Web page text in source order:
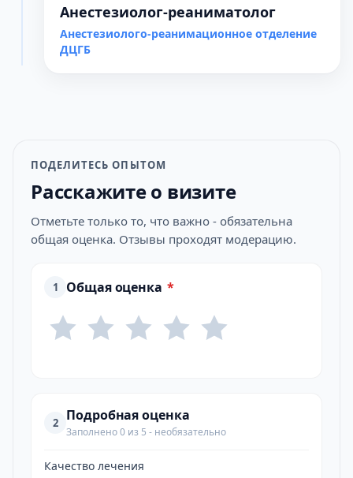
Анестезиолог-реаниматолог
Анестезиолого-реанимационное отделение
ДЦГБ
ПОДЕЛИТЕСЬ ОПЫТОМ
Расскажите о визите
Отметьте только то, что важно - обязательна
общая оценка. Отзывы проходят модерацию.
1 Общая оценка *
2 Подробная оценка
Заполнено 0 из 5 - необязательно
Качество лечения